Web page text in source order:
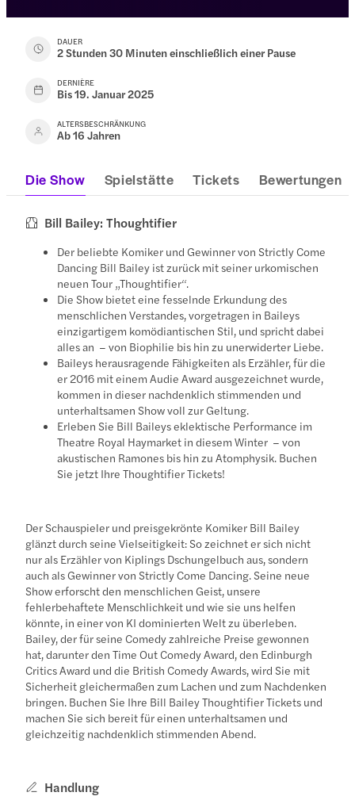
DAUER
2 Stunden 30 Minuten einschließlich einer Pause
DERNIÈRE
Bis 19. Januar 2025
ALTERSBESCHRÄNKUNG
Ab 16 Jahren
Die Show Spielstätte Tickets Bewertungen
Bill Bailey: Thoughtifier
Der beliebte Komiker und Gewinner von Strictly Come
Dancing Bill Bailey ist zurück mit seiner urkomischen
neuen Tour „Thoughtifier“.
Die Show bietet eine fesselnde Erkundung des
menschlichen Verstandes, vorgetragen in Baileys
einzigartigem komödiantischen Stil, und spricht dabei
alles an – von Biophilie bis hin zu unerwiderter Liebe.
Baileys herausragende Fähigkeiten als Erzähler, für die
er 2016 mit einem Audie Award ausgezeichnet wurde,
kommen in dieser nachdenklich stimmenden und
unterhaltsamen Show voll zur Geltung.
Erleben Sie Bill Baileys eklektische Performance im
Theatre Royal Haymarket in diesem Winter – von
akustischen Ramones bis hin zu Atomphysik. Buchen
Sie jetzt Ihre Thoughtifier Tickets!
Der Schauspieler und preisgekrönte Komiker Bill Bailey
glänzt durch seine Vielseitigkeit: So zeichnet er sich nicht
nur als Erzähler von Kiplings Dschungelbuch aus, sondern
auch als Gewinner von Strictly Come Dancing. Seine neue
Show erforscht den menschlichen Geist, unsere
fehlerbehaftete Menschlichkeit und wie sie uns helfen
könnte, in einer von KI dominierten Welt zu überleben.
Bailey, der für seine Comedy zahlreiche Preise gewonnen
hat, darunter den Time Out Comedy Award, den Edinburgh
Critics Award und die British Comedy Awards, wird Sie mit
Sicherheit gleichermaßen zum Lachen und zum Nachdenken
bringen. Buchen Sie Ihre Bill Bailey Thoughtifier Tickets und
machen Sie sich bereit für einen unterhaltsamen und
gleichzeitig nachdenklich stimmenden Abend.
Handlung